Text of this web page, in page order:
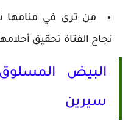
من ترى في منامها
نجاح الفتاة تحقيق
البيض
سيرين